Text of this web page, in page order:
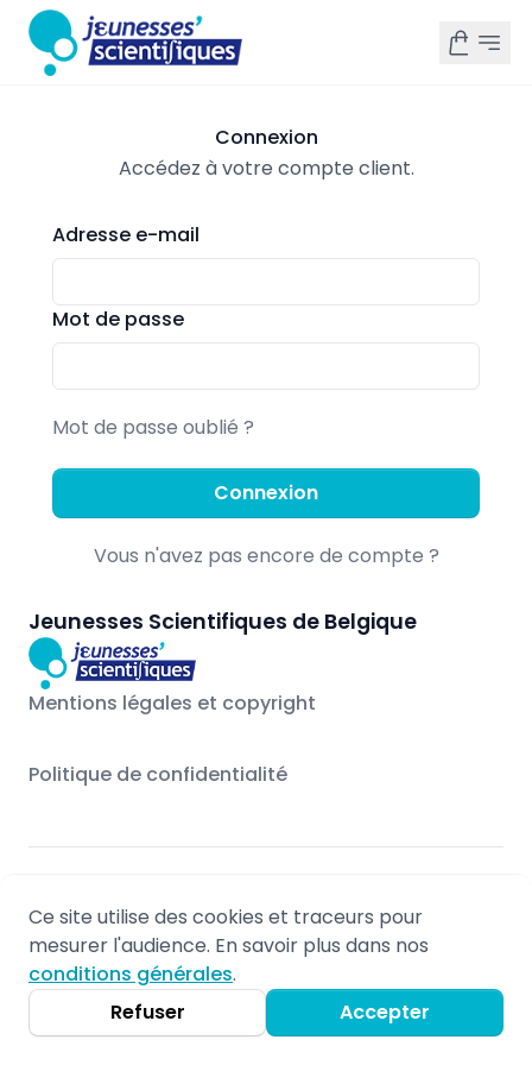
Connexion
Accédez à votre compte client.
Adresse e-mail
Mot de passe
Mot de passe oublié ?
Connexion
Vous n'avez pas encore de compte ?
Jeunesses Scientifiques de Belgique
Mentions légales et copyright
Politique de confidentialité
Mentions légales
Non-responsabilité
Politique de confidentialité
Ce site utilise des cookies et traceurs pour
mesurer l'audience. En savoir plus dans nos
conditions générales.
Refuser
Accepter